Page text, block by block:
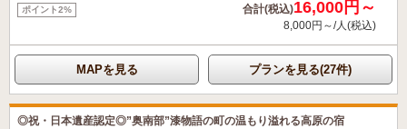
ポイント2% 合計(税込)16,000円～
8,000円～/人(税込)
MAPを見る プランを見る(27件)
◎祝・日本遺産認定◎”奥南部”漆物語の町の温もり溢れる高原の宿